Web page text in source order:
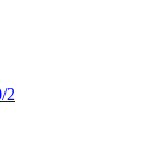
2